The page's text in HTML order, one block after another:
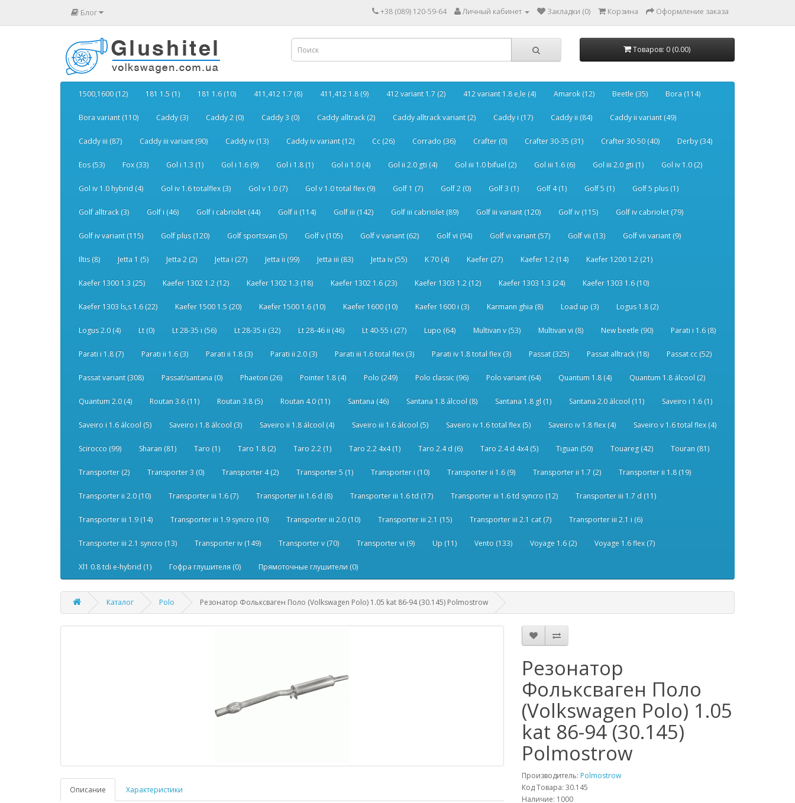
Блог +38 (089) 120-59-64 Личный кабинет Закладки (0) Корзина Оформление заказа
Товаров: 0 (0.00)
1500,1600 (12) 181 1.5 (1) 181 1.6 (10) 411,412 1.7 (8) 411,412 1.8 (9) 412 variant 1.7 (2) 412 variant 1.8 e,le (4) Amarok (12) Beetle (35) Bora (114)
Bora variant (110) Caddy (3) Caddy 2 (0) Caddy 3 (0) Caddy alltrack (2) Caddy alltrack variant (2) Caddy i (17) Caddy ii (84) Caddy ii variant (49)
Caddy iii (87) Caddy iii variant (90) Caddy iv (13) Caddy iv variant (12) Cc (26) Corrado (36) Crafter (0) Crafter 30-35 (31) Crafter 30-50 (40) Derby (34)
Eos (53) Fox (33) Gol i 1.3 (1) Gol i 1.6 (9) Gol i 1.8 (1) Gol ii 1.0 (4) Gol ii 2.0 gti (4) Gol iii 1.0 bifuel (2) Gol iii 1.6 (6) Gol iii 2.0 gti (1) Gol iv 1.0 (2)
Gol iv 1.0 hybrid (4) Gol iv 1.6 totalflex (3) Gol v 1.0 (7) Gol v 1.0 total flex (9) Golf 1 (7) Golf 2 (0) Golf 3 (1) Golf 4 (1) Golf 5 (1) Golf 5 plus (1)
Golf alltrack (3) Golf i (46) Golf i cabriolet (44) Golf ii (114) Golf iii (142) Golf iii cabriolet (89) Golf iii variant (120) Golf iv (115) Golf iv cabriolet (79)
Golf iv variant (115) Golf plus (120) Golf sportsvan (5) Golf v (105) Golf v variant (62) Golf vi (94) Golf vi variant (57) Golf vii (13) Golf vii variant (9)
Iltis (8) Jetta 1 (5) Jetta 2 (2) Jetta i (27) Jetta ii (99) Jetta iii (83) Jetta iv (55) K 70 (4) Kaefer (27) Kaefer 1.2 (14) Kaefer 1200 1.2 (21)
Kaefer 1300 1.3 (25) Kaefer 1302 1.2 (12) Kaefer 1302 1.3 (18) Kaefer 1302 1.6 (23) Kaefer 1303 1.2 (12) Kaefer 1303 1.3 (24) Kaefer 1303 1.6 (10)
Kaefer 1303 ls,s 1.6 (22) Kaefer 1500 1.5 (20) Kaefer 1500 1.6 (10) Kaefer 1600 (10) Kaefer 1600 i (3) Karmann ghia (8) Load up (3) Logus 1.8 (2)
Logus 2.0 (4) Lt (0) Lt 28-35 i (56) Lt 28-35 ii (32) Lt 28-46 ii (46) Lt 40-55 i (27) Lupo (64) Multivan v (53) Multivan vi (8) New beetle (90) Parati i 1.6 (8)
Parati i 1.8 (7) Parati ii 1.6 (3) Parati ii 1.8 (3) Parati ii 2.0 (3) Parati iii 1.6 total flex (3) Parati iv 1.8 total flex (3) Passat (325) Passat alltrack (18) Passat cc (52)
Passat variant (308) Passat/santana (0) Phaeton (26) Pointer 1.8 (4) Polo (249) Polo classic (96) Polo variant (64) Quantum 1.8 (4) Quantum 1.8 álcool (2)
Quantum 2.0 (4) Routan 3.6 (11) Routan 3.8 (5) Routan 4.0 (11) Santana (46) Santana 1.8 álcool (8) Santana 1.8 gl (1) Santana 2.0 álcool (11) Saveiro i 1.6 (1)
Saveiro i 1.6 álcool (5) Saveiro i 1.8 álcool (3) Saveiro ii 1.8 álcool (4) Saveiro iii 1.6 álcool (5) Saveiro iv 1.6 total flex (5) Saveiro iv 1.8 flex (4) Saveiro v 1.6 total flex (4)
Scirocco (99) Sharan (81) Taro (1) Taro 1.8 (2) Taro 2.2 (1) Taro 2.2 4x4 (1) Taro 2.4 d (6) Taro 2.4 d 4x4 (5) Tiguan (50) Touareg (42) Touran (81)
Transporter (2) Transporter 3 (0) Transporter 4 (2) Transporter 5 (1) Transporter i (10) Transporter ii 1.6 (9) Transporter ii 1.7 (2) Transporter ii 1.8 (19)
Transporter ii 2.0 (10) Transporter iii 1.6 (7) Transporter iii 1.6 d (8) Transporter iii 1.6 td (17) Transporter iii 1.6 td syncro (12) Transporter iii 1.7 d (11)
Transporter iii 1.9 (14) Transporter iii 1.9 syncro (10) Transporter iii 2.0 (10) Transporter iii 2.1 (15) Transporter iii 2.1 cat (7) Transporter iii 2.1 i (6)
Transporter iii 2.1 syncro (13) Transporter iv (149) Transporter v (70) Transporter vi (9) Up (11) Vento (133) Voyage 1.6 (2) Voyage 1.6 flex (7)
Xl1 0.8 tdi e-hybrid (1) Гофра глушителя (0) Прямоточные глушители (0)
Каталог Polo Резонатор Фольксваген Поло (Volkswagen Polo) 1.05 kat 86-94 (30.145) Polmostrow
Описание Характеристики
Резонатор
Фольксваген Поло
(Volkswagen Polo) 1.05
kat 86-94 (30.145)
Polmostrow
Производитель: Polmostrow
Код Товара: 30.145
Наличие: 1000